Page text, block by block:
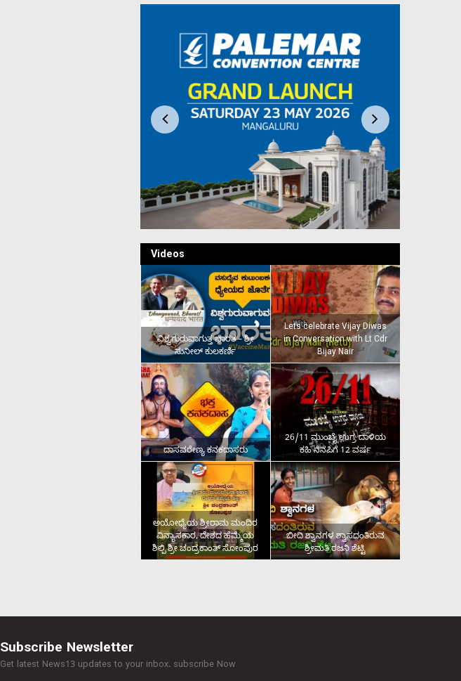
Videos
ವಿಶ್ವಗುರುವಾಗುತ್ತ ಭಾರತ – ಶ್ರೀ
ಸುನೀಲ್‌ ಕುಲಕರ್ಣಿ
Lets celebrate Vijay Diwas
in Conversation with Lt Cdr
Bijay Nair
ದಾಸವರೇಣ್ಯ ಕನಕದಾಸರು
26/11 ಮುಂಬೈ ಉಗ್ರ ದಾಳಿಯ
ಕಹಿ ನೆನಪಿಗೆ 12 ವರ್ಷ
ಅಯೋಧ್ಯೆಯ ಶ್ರೀರಾಮ ಮಂದಿರ
ವಿನ್ಯಾಸಕಾರ, ದೇಶದ ಹೆಮ್ಮೆಯ
ಶಿಲ್ಪಿ ಶ್ರೀ ಚಂದ್ರಕಾಂತ್‌ ಸೋಂಪುರ
ಬೀದಿ ಶ್ವಾನಗಳ ಶ್ವಾಸದಂತಿರುವ
ಶ್ರೀಮತಿ ರಜನಿ ಶೆಟ್ಟಿ
Subscribe Newsletter
Get latest News13 updates to your inbox. subscribe Now